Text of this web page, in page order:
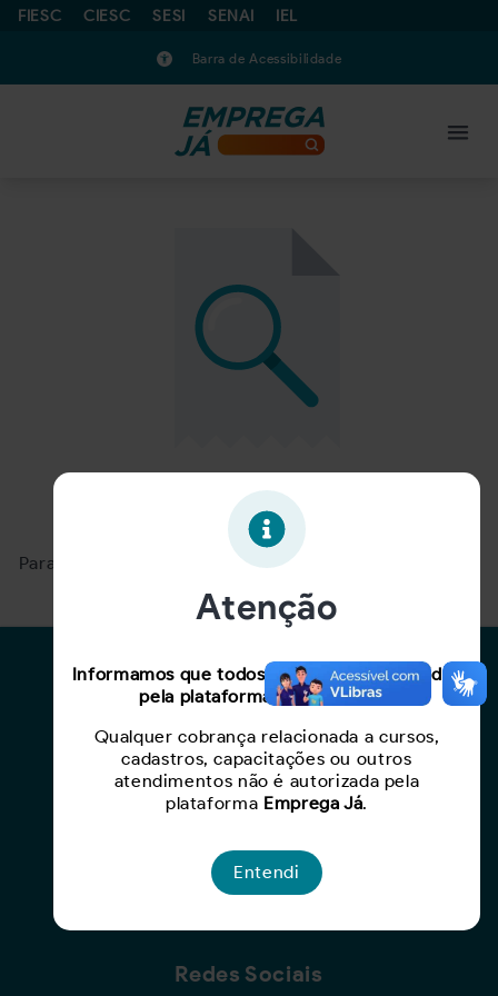
FIESC CIESC SESI SENAI IEL
Barra de Acessibilidade
Oportunidade expirada!
Para ver mais, acesse a páginaBuscar Oportunidades.
Para Candidatos
Cadastro de Currículo
Capacite-se
Criar Oportunidade
Redes Sociais
Atenção
Informamos que todos os serviços oferecidos
pela plataforma são gratuitos.
Qualquer cobrança relacionada a cursos,
cadastros, capacitações ou outros
atendimentos não é autorizada pela
plataforma Emprega Já.
Entendi